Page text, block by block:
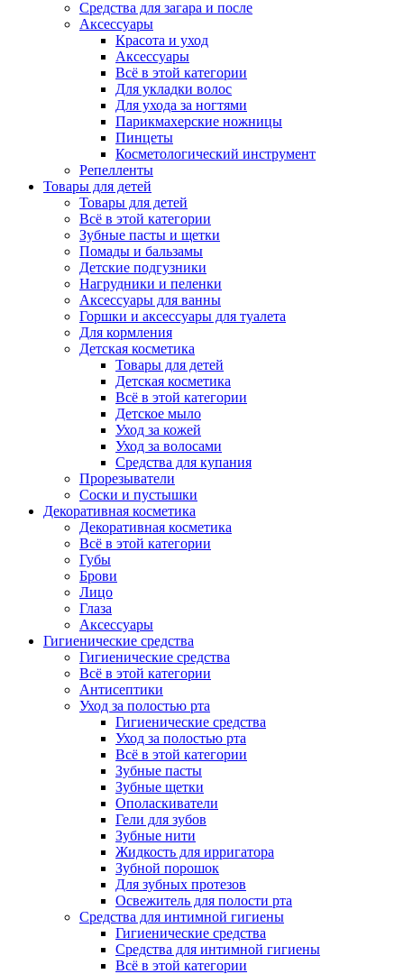
Средства для загара и после
Аксессуары
Красота и уход
Аксессуары
Всё в этой категории
Для укладки волос
Для ухода за ногтями
Парикмахерские ножницы
Пинцеты
Косметологический инструмент
Репелленты
Товары для детей
Товары для детей
Всё в этой категории
Зубные пасты и щетки
Помады и бальзамы
Детские подгузники
Нагрудники и пеленки
Аксессуары для ванны
Горшки и аксессуары для туалета
Для кормления
Детская косметика
Товары для детей
Детская косметика
Всё в этой категории
Детское мыло
Уход за кожей
Уход за волосами
Средства для купания
Прорезыватели
Соски и пустышки
Декоративная косметика
Декоративная косметика
Всё в этой категории
Губы
Брови
Лицо
Глаза
Аксессуары
Гигиенические средства
Гигиенические средства
Всё в этой категории
Антисептики
Уход за полостью рта
Гигиенические средства
Уход за полостью рта
Всё в этой категории
Зубные пасты
Зубные щетки
Ополаскиватели
Гели для зубов
Зубные нити
Жидкость для ирригатора
Зубной порошок
Для зубных протезов
Освежитель для полости рта
Средства для интимной гигиены
Гигиенические средства
Средства для интимной гигиены
Всё в этой категории